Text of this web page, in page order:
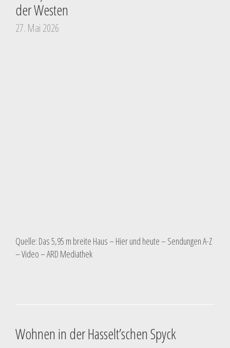
der Westen
27. Mai 2026
Quelle: Das 5,95 m breite Haus – Hier und heute – Sendungen A-Z
– Video – ARD Mediathek
Wohnen in der Hasselt’schen Spyck